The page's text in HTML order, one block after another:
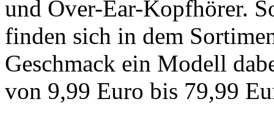
und Over-Ear-Kopfhörer.
finden sich in dem
Geschmack ein Modell
von 9,99 Euro bis 79,99